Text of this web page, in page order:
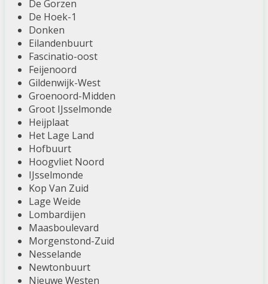
De Gorzen
De Hoek-1
Donken
Eilandenbuurt
Fascinatio-oost
Feijenoord
Gildenwijk-West
Groenoord-Midden
Groot IJsselmonde
Heijplaat
Het Lage Land
Hofbuurt
Hoogvliet Noord
IJsselmonde
Kop Van Zuid
Lage Weide
Lombardijen
Maasboulevard
Morgenstond-Zuid
Nesselande
Newtonbuurt
Nieuwe Westen